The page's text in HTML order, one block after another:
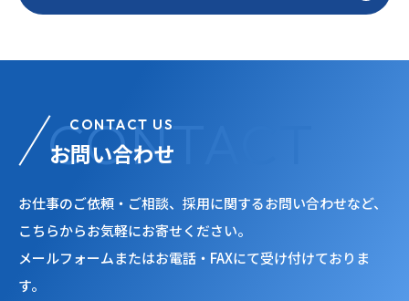
CONTACT US
お問い合わせ
お仕事のご依頼・ご相談、採用に関するお問い合わせなど、
こちらからお気軽にお寄せください。
メールフォームまたはお電話・FAXにて受け付けておりま
す。